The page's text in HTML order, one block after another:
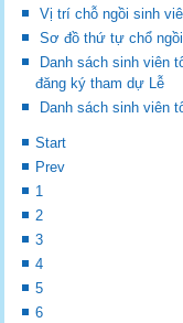
Vị trí chỗ ngồi sinh
Sơ đồ thứ tự chổ
Danh sách sinh viên
đăng ký tham dự Lễ
Danh sách sinh viên
Start
Prev
1
2
3
4
5
6